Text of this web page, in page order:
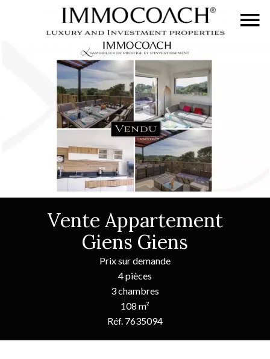
Vente Appartement
Giens Giens
Prix sur demande
4 pièces
3 chambres
108 m²
Réf. 7635094